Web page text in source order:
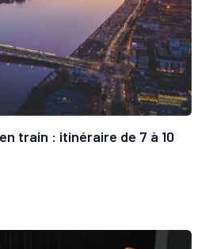
train : itinéraire de 7 à 10